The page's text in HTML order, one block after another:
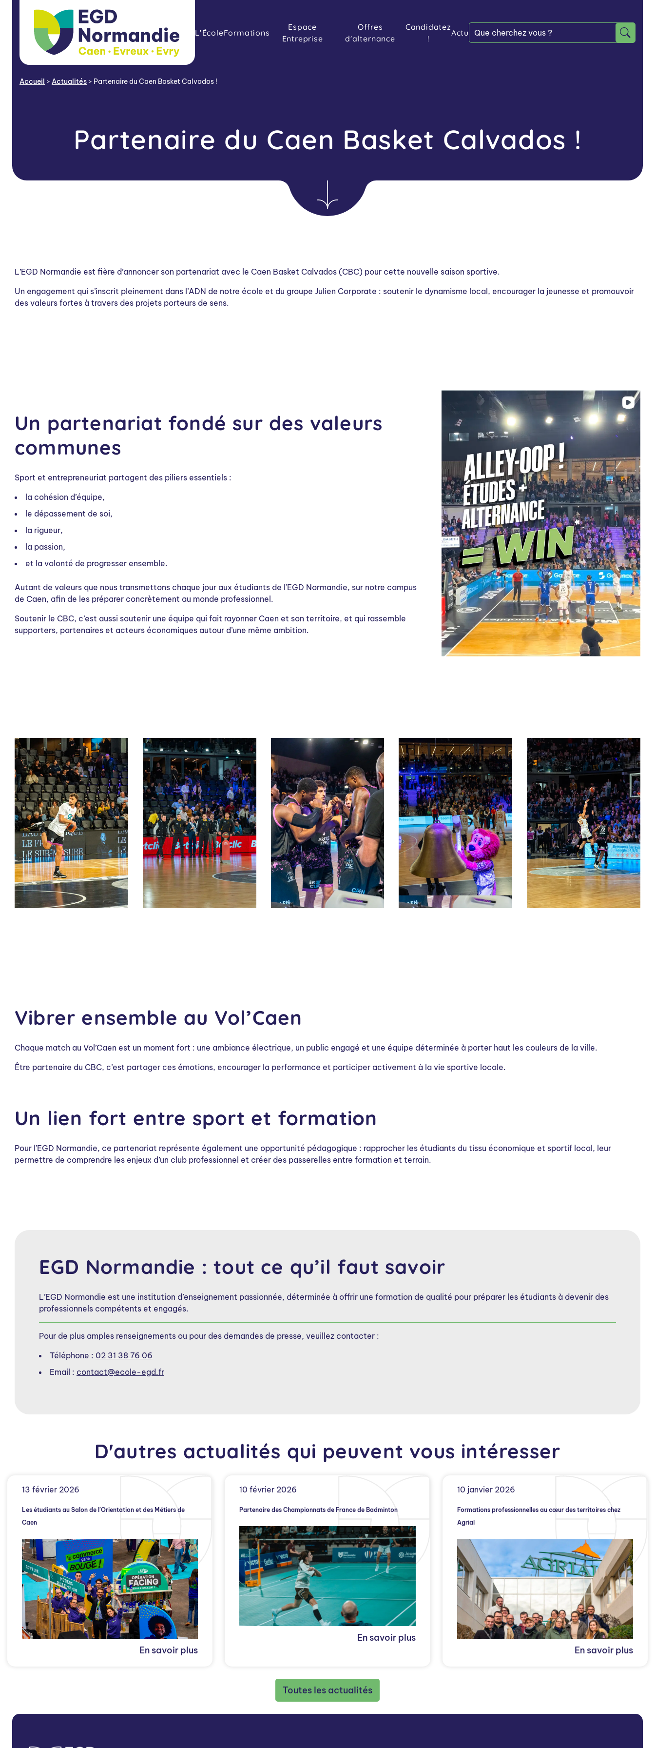
L’ÉcoleFormations
Espace
Entreprise
Offres
d'alternance
Candidatez
!
Actu
Accueil > Actualités > Partenaire du Caen Basket Calvados !
Partenaire du Caen Basket Calvados !
L’EGD Normandie est fière d’annoncer son partenariat avec le Caen Basket Calvados (CBC) pour cette nouvelle saison sportive.
Un engagement qui s’inscrit pleinement dans l’ADN de notre école et du groupe Julien Corporate : soutenir le dynamisme local, encourager la jeunesse et promouvoir
des valeurs fortes à travers des projets porteurs de sens.
Un partenariat fondé sur des valeurs
communes
Sport et entrepreneuriat partagent des piliers essentiels :
la cohésion d’équipe,
le dépassement de soi,
la rigueur,
la passion,
et la volonté de progresser ensemble.
Autant de valeurs que nous transmettons chaque jour aux étudiants de l’EGD Normandie, sur notre campus
de Caen, afin de les préparer concrètement au monde professionnel.
Soutenir le CBC, c’est aussi soutenir une équipe qui fait rayonner Caen et son territoire, et qui rassemble
supporters, partenaires et acteurs économiques autour d’une même ambition.
Vibrer ensemble au Vol’Caen
Chaque match au Vol’Caen est un moment fort : une ambiance électrique, un public engagé et une équipe déterminée à porter haut les couleurs de la ville.
Être partenaire du CBC, c’est partager ces émotions, encourager la performance et participer activement à la vie sportive locale.
Un lien fort entre sport et formation
Pour l’EGD Normandie, ce partenariat représente également une opportunité pédagogique : rapprocher les étudiants du tissu économique et sportif local, leur
permettre de comprendre les enjeux d’un club professionnel et créer des passerelles entre formation et terrain.
EGD Normandie : tout ce qu’il faut savoir
L’EGD Normandie est une institution d’enseignement passionnée, déterminée à offrir une formation de qualité pour préparer les étudiants à devenir des
professionnels compétents et engagés.
Pour de plus amples renseignements ou pour des demandes de presse, veuillez contacter :
Téléphone : 02 31 38 76 06
Email : contact@ecole-egd.fr
D'autres actualités qui peuvent vous intéresser
13 février 2026
Les étudiants au Salon de l’Orientation et des Métiers de
Caen
En savoir plus
10 février 2026
Partenaire des Championnats de France de Badminton
En savoir plus
10 janvier 2026
Formations professionnelles au cœur des territoires chez
Agrial
En savoir plus
Toutes les actualités